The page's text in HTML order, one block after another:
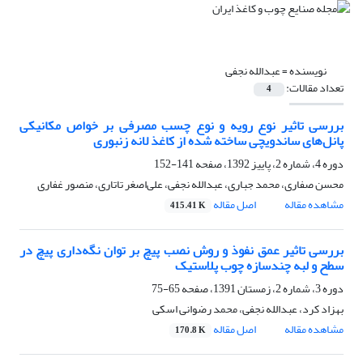
نویسنده =عبدالله نجفی
تعداد مقالات: 4
بررسی تاثیر نوع رویه و نوع چسب مصرفی بر خواص مکانیکی
پانل‌های ساندویچی ساخته شده از کاغذ لانه زنبوری
دوره 4، شماره 2، پاییز 1392، صفحه
141-152
محسن صفاری، محمد جباری، عبدالله نجفی، علی‌اصغر تاتاری، منصور غفاری
مشاهده مقاله
اصل مقاله 415.41 K
بررسی تاثیر عمق نفوذ و روش نصب پیچ بر توان نگه‌داری پیچ در
سطح و لبه چندسازه چوب پلاستیک
دوره 3، شماره 2، زمستان 1391، صفحه
65-75
بهزاد کرد، عبدالله نجفی، محمد رضوانی اسکی
مشاهده مقاله
اصل مقاله 170.8 K